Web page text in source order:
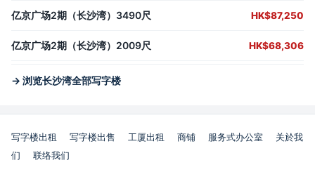
亿京广场2期（长沙湾）3490尺 HK$87,250
亿京广场2期（长沙湾）2009尺 HK$68,306
→ 浏览长沙湾全部写字楼
写字楼出租 写字楼出售 工厦出租 商铺 服务式办公室
关於我
们
联络我们